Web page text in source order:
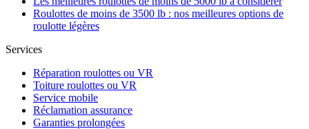
Roulottes de moins de 3500 lb : nos meilleures options de
roulotte légères
Services
Réparation roulottes ou VR
Toiture roulottes ou VR
Service mobile
Réclamation assurance
Garanties prolongées